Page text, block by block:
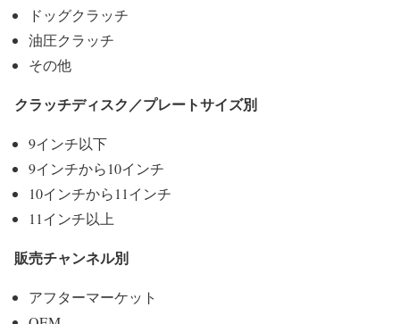
ドッグクラッチ
油圧クラッチ
その他
クラッチディスク／プレートサイズ別
9インチ以下
9インチから10インチ
10インチから11インチ
11インチ以上
販売チャンネル別
アフターマーケット